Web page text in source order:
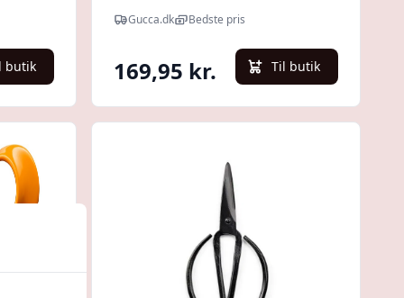
butik
Gucca.dk Bedste pris
169,95 kr. Til butik